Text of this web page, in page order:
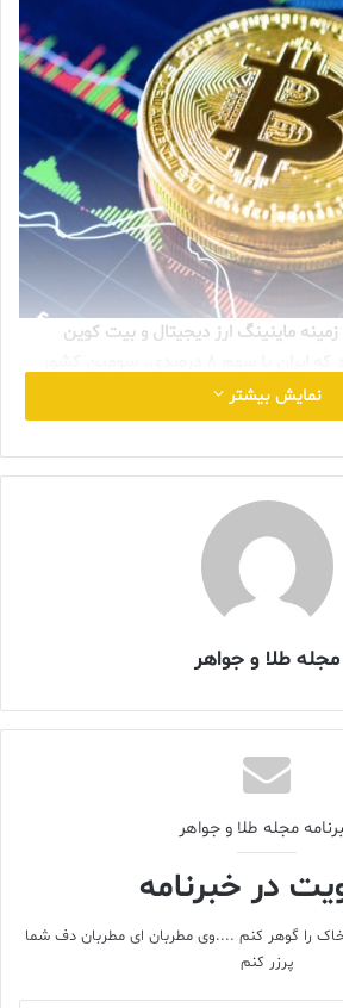
ماینینگ ارز دیجیتال و بیت کوین
است.
ماینینگ ارز دیجیتال و بیت کوین فعالیت
می‌کند، نشان داد که ایران با سهم ۸ درصدی، سومین کشور جهان در
در جهان مربوط به چین است. علاوه بر
متحده آمریکا به علت رشد مراکز
استخراج بیت کوین به ۱۴ درصد رسیده است.در مقام‌های بعدی ایران،
روسیه و قزاقستان با سهم ۸ درصد، قرار گرفته‌اند. براساس این گزارش،
استخراج یک بیت کوین برای هر ماینر
۵ هزار دلار است.هم اکنون قیمت روز هر بیت کوین ۹۱۲۸ دلار است.
برق و ثبت رکورد جدید مصرف در گرمای
هشدارهایی درباره استفاده ماینرها از
برای ماینینگ شده است.اگرچه سال
استفاده از برق ارزان موجب تصویب
استفاده از برق ارزان کشاورزی و صنعتی
نمایش بیشتر
مجله طلا و جواهر
مجله طلا و جواهر
در خبرنامه
را گوهر کنم ....وی مطربان ای مطربان دف شما
پرزر کنم